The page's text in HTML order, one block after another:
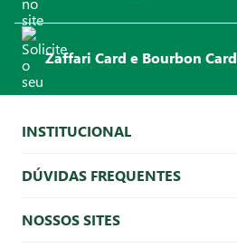
Zaffari Card e Bourbon Card
INSTITUCIONAL
DÚVIDAS FREQUENTES
NOSSOS SITES